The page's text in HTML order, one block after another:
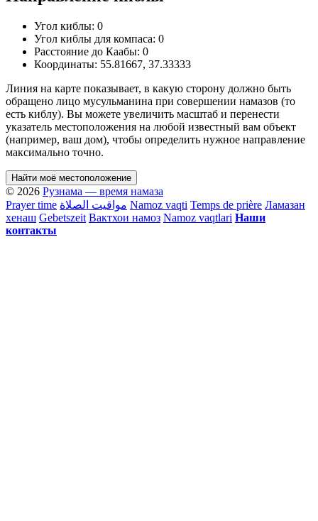
Угол киблы: 0
Угол киблы для компаса: 0
Расстояние до Каабы: 0
Координаты: 55.81667, 37.33333
Линия на карте показывает, в какую сторону должно быть
обращено лицо мусульманина при совершении намазов (то
есть киблу). Вы можете увеличить масштаб и перенести
указатель местоположения на любой известный вам объект
(например, ваш дом), чтобы определить нужное направление
максимально точно.
Найти моё местоположение
© 2026 Рузнама — время намаза
Prayer time مواقيت الصلاة Namoz vaqti Temps de prière Ламазан
хенаш Gebetszeit Вактхои намоз Namoz vaqtlari Наши
контакты